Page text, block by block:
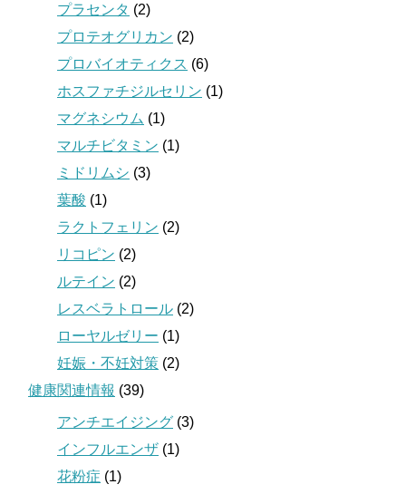
プラセンタ (2)
プロテオグリカン (2)
プロバイオティクス (6)
ホスファチジルセリン (1)
マグネシウム (1)
マルチビタミン (1)
ミドリムシ (3)
葉酸 (1)
ラクトフェリン (2)
リコピン (2)
ルテイン (2)
レスベラトロール (2)
ローヤルゼリー (1)
妊娠・不妊対策 (2)
健康関連情報 (39)
アンチエイジング (3)
インフルエンザ (1)
花粉症 (1)